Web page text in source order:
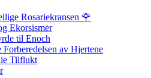
Rosariekransen 🌹
Ekorsismer
til Enoch
av Hjertene
Tilflukt